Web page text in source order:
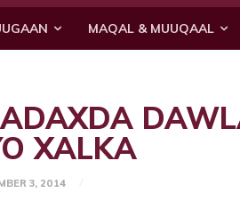
MAQAL & MUUQAAL
XALKA
3, 2014